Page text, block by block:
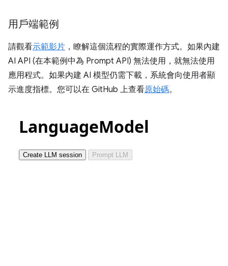
用戶端範例
請觀看示範影片 ，瞭解這個流程的實際運作方式。如果內建
AI API (在本範例中為 Prompt API) 無法使用，就無法使用
應用程式。如果內建 AI 模型仍需下載，系統會向使用者顯
示進度指標。您可以在 GitHub 上查看原始碼。